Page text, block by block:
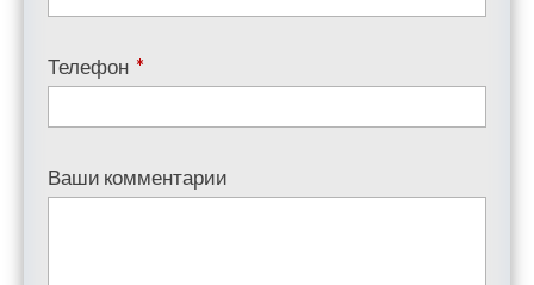
Телефон *
Ваши комментарии